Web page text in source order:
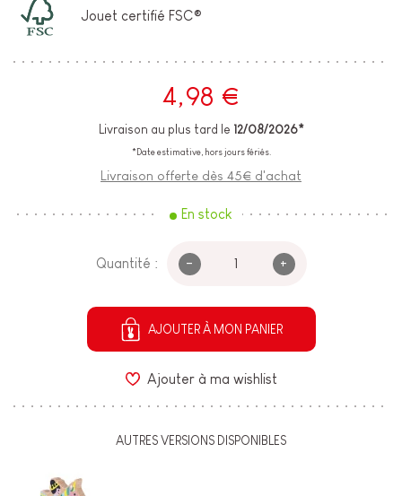
Jouet certifié FSC®
4,98 €
Livraison au plus tard le 12/08/2026*
*Date estimative, hors jours fériés.
Livraison offerte dès 45€ d'achat
En stock
Quantité : - +
AJOUTER À MON PANIER
Ajouter à ma wishlist
AUTRES VERSIONS DISPONIBLES